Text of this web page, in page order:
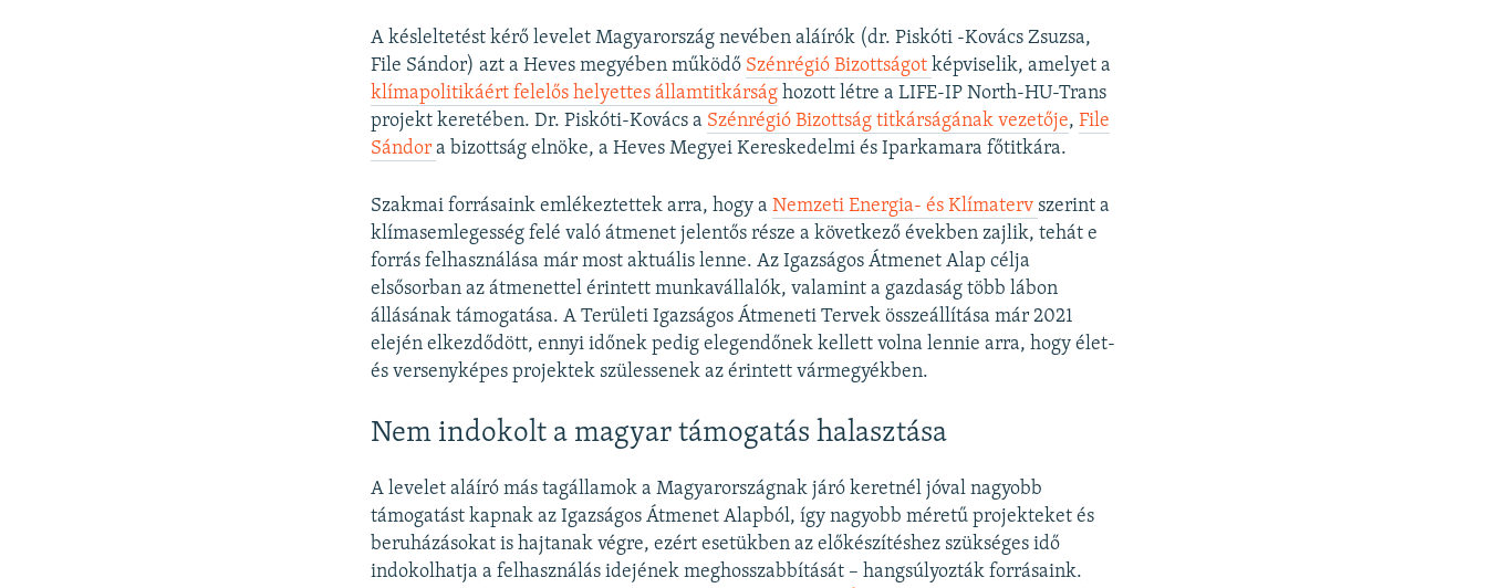
A késleltetést kérő levelet Magyarország nevében aláírók (dr. Piskóti -Kovács Zsuzsa,
File Sándor) azt a Heves megyében működő Szénrégió Bizottságotképviselik, amelyet a
klímapolitikáért felelős helyettes államtitkárság hozott létre a LIFE-IP North-HU-Trans
projekt keretében. Dr. Piskóti-Kovács a Szénrégió Bizottság titkárságának vezetője,File
Sándora bizottság elnöke, a Heves Megyei Kereskedelmi és Iparkamara főtitkára.
Szakmai forrásaink emlékeztettek arra, hogy aNemzeti Energia- és Klímaterv szerint a
klímasemlegesség felé való átmenet jelentős része a következő években zajlik, tehát e
forrás felhasználása már most aktuális lenne. Az Igazságos Átmenet Alap célja
elsősorban az átmenettel érintett munkavállalók, valamint a gazdaság több lábon
állásának támogatása. A Területi Igazságos Átmeneti Tervek összeállítása már 2021
elején elkezdődött, ennyi időnek pedig elegendőnek kellett volna lennie arra, hogy élet-
és versenyképes projektek szülessenek az érintett vármegyékben.
Nem indokolt a magyar támogatás halasztása
A levelet aláíró más tagállamok a Magyarországnak járó keretnél jóval nagyobb
támogatást kapnak az Igazságos Átmenet Alapból, így nagyobb méretű projekteket és
beruházásokat is hajtanak végre, ezért esetükben az előkészítéshez szükséges idő
indokolhatja a felhasználás idejének meghosszabbítását – hangsúlyozták forrásaink.